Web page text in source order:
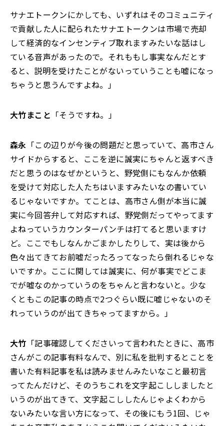
サナエトークンにかしても、いずれはそのコミュニティ
で貢献した人に配られたサナエトークンは市場で売却
して経済的なインセンティブ取れますみたいな話はし
ている音声があったので。それももし事実なんだとす
ると、説明を受けたことがないっていうことも嘘になっ
ちゃうと思うんですよね。」
大竹まこと 「そうですね。」
森永 「この辺りが今後の問題だと思っていて、高市さん
サイドからすると、ここを逆に誠実にちゃんと返すべき
だと思うのはなぜかというと、野党側にもなんか依頼
を受けて対応した人たちはいますみたいなの書いてい
るじゃないですか。てことは、高市さん側が本当に誠
実に今回答弁して対応すれば、野党側だってやってます
よねっていうカウンターパンチは打てると思いますけ
ど。ここでもしなんかごまかしたりして、実は後から
色々出てきてお前嘘だったろってなったら倒れるじゃな
いですか。ここに関しては誠実に、何が事実でどこま
でが嘘なのかっていうのをちゃんと言わないと。少な
くともこの記事の時点で2つぐらい既に嘘じゃないのそ
れっていうのが出てきちゃってますから。」
大竹 「記事確認してくださいって言われたときに、高市
さんがこの記事有料なんで、別に私を批判するとことを
書いた有料記事を私は読みませんみたいなこと最初言
ってたんだけど、そのうちこれを文字起こししましたと
いうのが出てきて、文字起こししたんじゃよくわから
ないみたいな言い方になって、その後にもう1回、じゃ